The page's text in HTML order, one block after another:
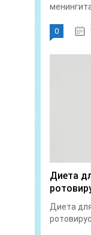
0
Диета
Диета